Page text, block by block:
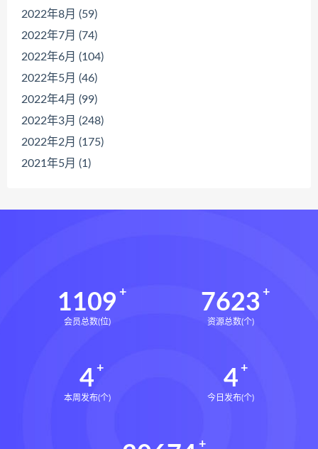
2022年8月 (59)
2022年7月 (74)
2022年6月 (104)
2022年5月 (46)
2022年4月 (99)
2022年3月 (248)
2022年2月 (175)
2021年5月 (1)
1109
会员总数(位)
7623
资源总数(个)
4
本周发布(个)
4
今日发布(个)